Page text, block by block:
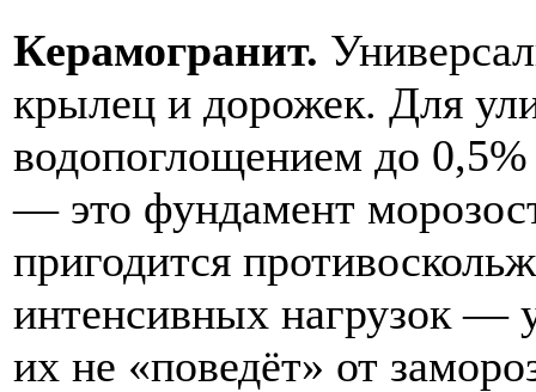
Керамогранит.
крылец и дорожек. Для
водопоглощением до
— это фундамент
пригодится
интенсивных нагрузок —
их не «поведёт» от